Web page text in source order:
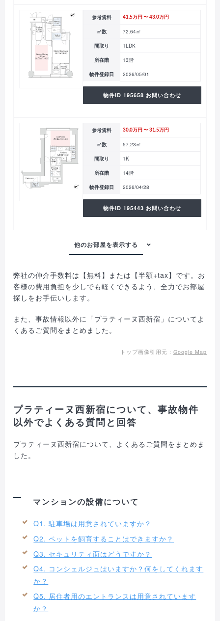
参考賃料 41.5万円 〜 43.0万円
㎡数 72.64㎡
間取り 1LDK
所在階 13階
物件登録日 2026/05/01
物件ID 195658 お問い合わせ
参考賃料 30.0万円 〜 31.5万円
㎡数 57.23㎡
間取り 1K
所在階 14階
物件登録日 2026/04/28
物件ID 195443 お問い合わせ
弊社の仲介手数料は【無料】または【半額+tax】です。お
客様の費用負担を少しでも軽くできるよう、全力でお部屋
探しをお手伝いします。
また、事故情報以外に「プラティーヌ西新宿」についてよ
くあるご質問をまとめました。
トップ画像引用元： Google Map
プラティーヌ西新宿について、事故物件
以外でよくある質問と回答
プラティーヌ西新宿について、よくあるご質問をまとめま
した。
マンションの設備について
Q1. 駐車場は用意されていますか？
Q2. ペットを飼育することはできますか？
Q3. セキュリティ面はどうですか？
Q4. コンシェルジュはいますか？何をしてくれます
か？
Q5. 居住者用のエントランスは用意されています
か？